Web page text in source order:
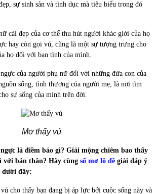
sự sinh sản và tình dục mà tiêu biểu trong đó
cái đẹp của cơ thể thu hút người khác giới của họ
hay còn gọi vú, cũng là một sự tượng trưng cho
họ đối với bạn tình của mình.
của người phụ nữ đối với những đứa con của
sống, tình thương của người mẹ, là nơi tìm
sự sống của mình trên đời.
Mơ thấy vú​
là điềm báo gì? Giải mộng chiêm bao thấy
với bản thân? Hãy cùng sổ mơ lô đề giải đáp ý
dưới đây:
cho thấy bạn đang bị áp lực bởi cuộc sống này và